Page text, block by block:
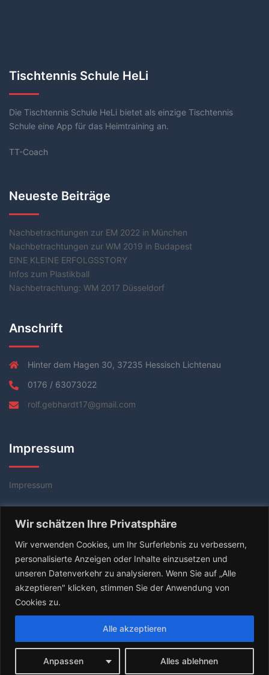
Wir schätzen Ihre Privatsphäre
Wir verwenden Cookies, um Ihr Surferlebnis zu verbessern,
personalisierte Anzeigen oder Inhalte einzusetzen und
unseren Datenverkehr zu analysieren. Wenn Sie auf „Alle
akzeptieren" klicken, stimmen Sie der Anwendung von
Cookies zu.
Anpassen Alles ablehnen
Alle akzeptieren
Tischtennis Schule HeLi
Die Tischtennis Schule HeLi bietet als einzige Tischtennis
Schule eine App für das Heimtraining an.
TT-Coach
Neueste Beiträge
Nachbetrachtungen zur EM 2022 in München
Nachbetrachtungen zur WM 2019 in Budapest
EINE KLEINE ERFOLGSSTORY
Infos zum Plastikball
Nachbetrachtung: WM 2017 Düsseldorf
Anschrift
Hinter dem Hagen 30, 37235 Hessisch Lichtenau
0176 / 63073022
rolf.gebhardt17@gmail.com
Impressum
Impressum
© 2026 Tischtennis Coach Rolf Gebhardt. Stolz
präsentiert von
Sydney